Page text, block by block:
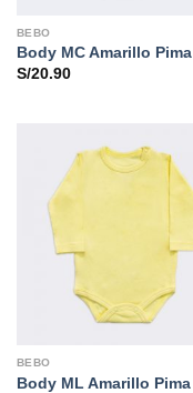
BEBO
Body MC Amarillo Pima
S/20.90
BEBO
Body ML Amarillo Pima